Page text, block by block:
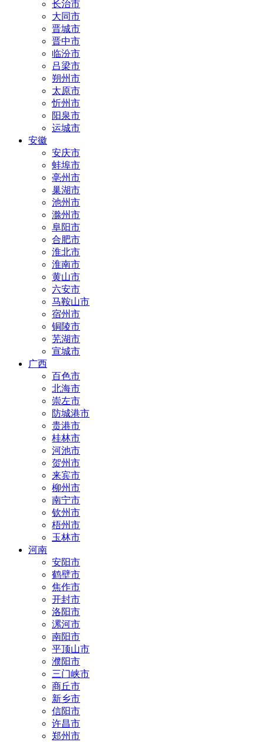
长治市
大同市
晋城市
晋中市
临汾市
吕梁市
朔州市
太原市
忻州市
阳泉市
运城市
安徽
安庆市
蚌埠市
亳州市
巢湖市
池州市
滁州市
阜阳市
合肥市
淮北市
淮南市
黄山市
六安市
马鞍山市
宿州市
铜陵市
芜湖市
宣城市
广西
百色市
北海市
崇左市
防城港市
贵港市
桂林市
河池市
贺州市
来宾市
柳州市
南宁市
钦州市
梧州市
玉林市
河南
安阳市
鹤壁市
焦作市
开封市
洛阳市
漯河市
南阳市
平顶山市
濮阳市
三门峡市
商丘市
新乡市
信阳市
许昌市
郑州市